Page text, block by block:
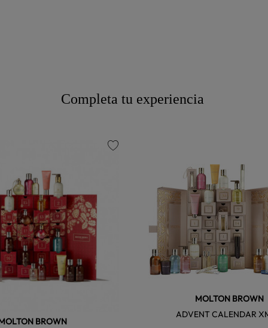
Completa tu experiencia
BROWN
MOLTON BROWN
ADVENT CALENDAR